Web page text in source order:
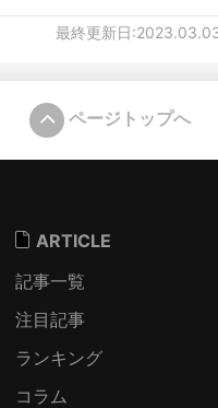
最終更新日
ページトップへ
ARTICLE
記事一覧
注目記事
ランキング
コラム